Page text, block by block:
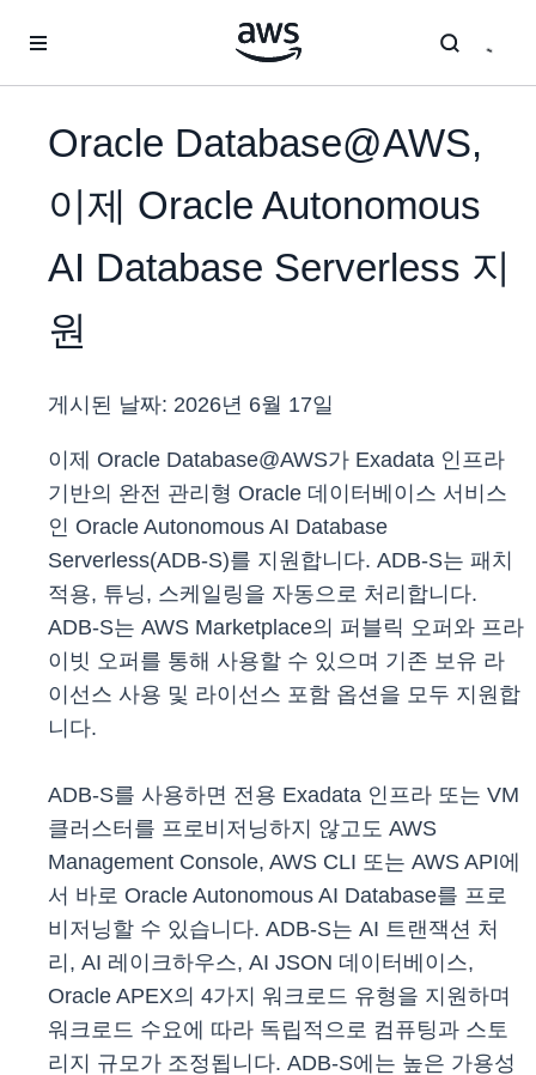
Oracle Database@AWS,
이제 Oracle Autonomous
AI Database Serverless 지
원
게시된 날짜: 2026년 6월 17일
이제 Oracle Database@AWS가 Exadata 인프라
기반의 완전 관리형 Oracle 데이터베이스 서비스
인 Oracle Autonomous AI Database
Serverless(ADB-S)를 지원합니다. ADB-S는 패치
적용, 튜닝, 스케일링을 자동으로 처리합니다.
ADB-S는 AWS Marketplace의 퍼블릭 오퍼와 프라
이빗 오퍼를 통해 사용할 수 있으며 기존 보유 라
이선스 사용 및 라이선스 포함 옵션을 모두 지원합
니다.
ADB-S를 사용하면 전용 Exadata 인프라 또는 VM
클러스터를 프로비저닝하지 않고도 AWS
Management Console, AWS CLI 또는 AWS API에
서 바로 Oracle Autonomous AI Database를 프로
비저닝할 수 있습니다. ADB-S는 AI 트랜잭션 처
리, AI 레이크하우스, AI JSON 데이터베이스,
Oracle APEX의 4가지 워크로드 유형을 지원하며
워크로드 수요에 따라 독립적으로 컴퓨팅과 스토
리지 규모가 조정됩니다. ADB-S에는 높은 가용성